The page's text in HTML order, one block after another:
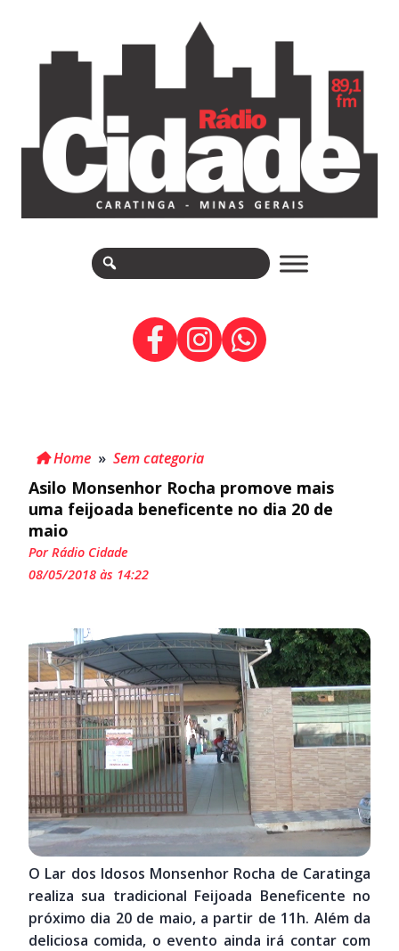
Home » Sem categoria
Asilo Monsenhor Rocha promove mais
uma feijoada beneficente no dia 20 de
maio
Por Rádio Cidade
08/05/2018 às 14:22
O Lar dos Idosos Monsenhor Rocha de Caratinga
realiza sua tradicional Feijoada Beneficente no
próximo dia 20 de maio, a partir de 11h. Além da
deliciosa comida, o evento ainda irá contar com